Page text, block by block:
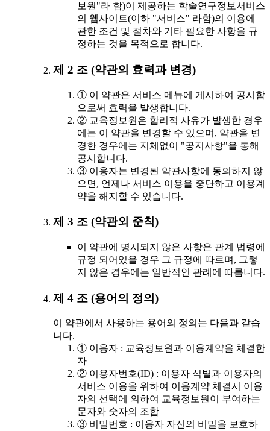
보원"라 함)이 제공하는 학술연구정보서비스
의 웹사이트(이하 "서비스" 라함)의 이용에
관한 조건 및 절차와 기타 필요한 사항을 규
정하는 것을 목적으로 합니다.
제 2 조 (약관의 효력과 변경)
① 이 약관은 서비스 메뉴에 게시하여 공시함
으로써 효력을 발생합니다.
② 교육정보원은 합리적 사유가 발생한 경우
에는 이 약관을 변경할 수 있으며, 약관을 변
경한 경우에는 지체없이 "공지사항"을 통해
공시합니다.
③ 이용자는 변경된 약관사항에 동의하지 않
으면, 언제나 서비스 이용을 중단하고 이용계
약을 해지할 수 있습니다.
제 3 조 (약관외 준칙)
이 약관에 명시되지 않은 사항은 관계 법령에
규정 되어있을 경우 그 규정에 따르며, 그렇
지 않은 경우에는 일반적인 관례에 따릅니다.
제 4 조 (용어의 정의)
이 약관에서 사용하는 용어의 정의는 다음과 같습
니다.
① 이용자 : 교육정보원과 이용계약을 체결한
자
② 이용자번호(ID) : 이용자 식별과 이용자의
서비스 이용을 위하여 이용계약 체결시 이용
자의 선택에 의하여 교육정보원이 부여하는
문자와 숫자의 조합
③ 비밀번호 : 이용자 자신의 비밀을 보호하